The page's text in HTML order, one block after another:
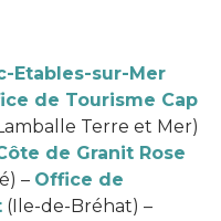
Etables-sur-Mer
de Tourisme Cap
Terre et Mer)
de Granit Rose
– Office de
(Ile-de-Bréhat) –